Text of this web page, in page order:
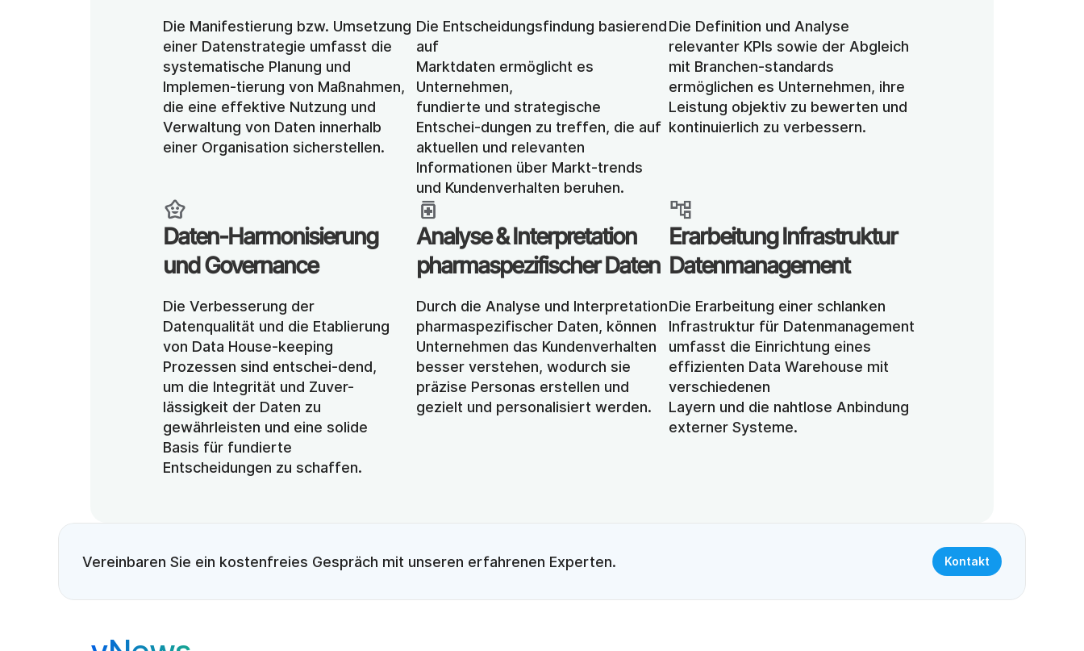
Die Manifestierung bzw. Umsetzung
einer Datenstrategie umfasst die
systematische Planung und
Implemen-tierung von Maßnahmen,
die eine effektive Nutzung und
Verwaltung von Daten innerhalb
einer Organisation sicherstellen.
Die Entscheidungsfindung basierend
auf
Marktdaten ermöglicht es
Unternehmen,
fundierte und strategische
Entschei-dungen zu treffen, die auf
aktuellen und relevanten
Informationen über Markt-trends
und Kundenverhalten beruhen.
Die Definition und Analyse
relevanter KPIs sowie der Abgleich
mit Branchen-standards
ermöglichen es Unternehmen, ihre
Leistung objektiv zu bewerten und
kontinuierlich zu verbessern.
Daten-Harmonisierung
und Governance
Die Verbesserung der
Datenqualität und die Etablierung
von Data House-keeping
Prozessen sind entschei-dend,
um die Integrität und Zuver-
lässigkeit der Daten zu
gewährleisten und eine solide
Basis für fundierte
Entscheidungen zu schaffen.
Analyse & Interpretation
pharmaspezifischer Daten
Durch die Analyse und Interpretation
pharmaspezifischer Daten, können
Unternehmen das Kundenverhalten
besser verstehen, wodurch sie
präzise Personas erstellen und
gezielt und personalisiert werden.
Erarbeitung Infrastruktur
Datenmanagement
Die Erarbeitung einer schlanken
Infrastruktur für Datenmanagement
umfasst die Einrichtung eines
effizienten Data Warehouse mit
verschiedenen
Layern und die nahtlose Anbindung
externer Systeme.
Vereinbaren Sie ein kostenfreies Gespräch mit unseren erfahrenen Experten. Kontakt